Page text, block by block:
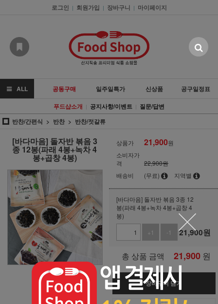
로그인 | 회원가입 | 장바구니 | 마이페이지
ALL 공동구매 일주일특가 신상품
공구일정표
푸드샵소개 | 공지사항/이벤트 | 질문/답변
반찬/간편식
반찬 반찬/젓갈류
[바다마음] 돌자반 볶음 3
종 12봉(파래 4봉+녹차 4
봉+곱창 4봉)
상품가 21,900원
소비자가
격
22,900원
배송비
(무료) 지역별
[바다마음] 돌자반 볶음 3종 12
봉(파래 4봉+녹차 4봉+곱창 4
봉)
+1
-1 21,900원
총 상품 금액 21,900 원
장바구니 담기